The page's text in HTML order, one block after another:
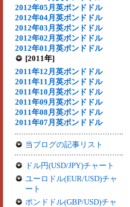
2012年05月英ポンドドル
2012年04月英ポンドドル
2012年03月英ポンドドル
2012年02月英ポンドドル
2012年01月英ポンドドル
[2011年]
2011年12月英ポンドドル
2011年11月英ポンドドル
2011年10月英ポンドドル
2011年09月英ポンドドル
2011年08月英ポンドドル
2011年07月英ポンドドル
当ブログの記事リスト
ドル円(USD/JPY)チャート
ユーロドル(EUR/USD)チャ
ート
ポンドドル(GBP/USD)チャ